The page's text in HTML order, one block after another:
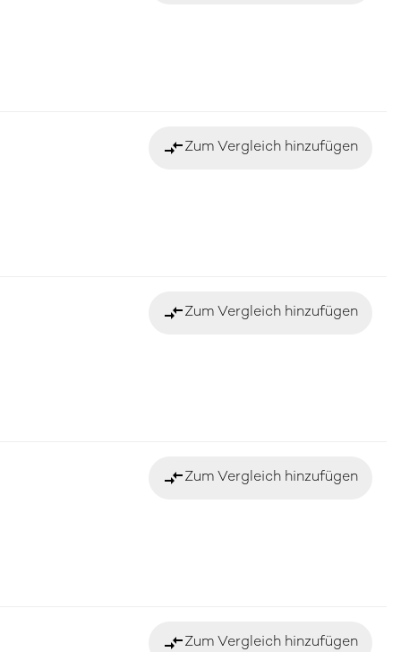
compare_arrowsZum Vergleich hinzufügen
compare_arrowsZum Vergleich hinzufügen
compare_arrowsZum Vergleich hinzufügen
compare_arrowsZum Vergleich hinzufügen